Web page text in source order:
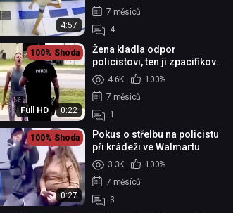
4:57
7 měsíců
4
100% Shoda
Full HD 0:22
Žena kladla odpor
policistovi, ten ji zpacifikoval
taserem
4.6K
100%
7 měsíců
1
100% Shoda
0:27
Pokus o střelbu na policistu
při krádeži ve Walmartu
3.3K
100%
7 měsíců
3